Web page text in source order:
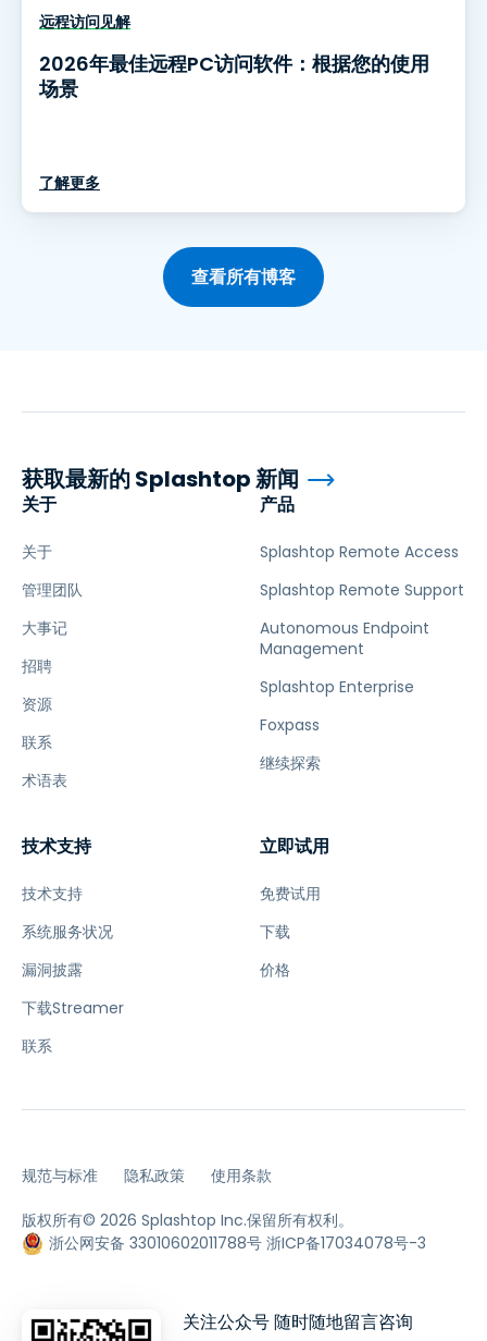
远程访问见解
2026年最佳远程PC访问软件：根据您的使用
场景
了解更多
查看所有博客
关于
关于
管理团队
大事记
招聘
资源
联系
术语表
产品
Splashtop Remote Access
Splashtop Remote Support
Autonomous Endpoint
Management
Splashtop Enterprise
Foxpass
继续探索
技术支持
技术支持
系统服务状况
漏洞披露
下载Streamer
联系
立即试用
免费试用
下载
价格
获取最新的 Splashtop 新闻
规范与标准 隐私政策 使用条款
版权所有© 2026 Splashtop Inc.保留所有权利。
浙公网安备 33010602011788号 浙ICP备17034078号-3
关注公众号 随时随地留言咨询